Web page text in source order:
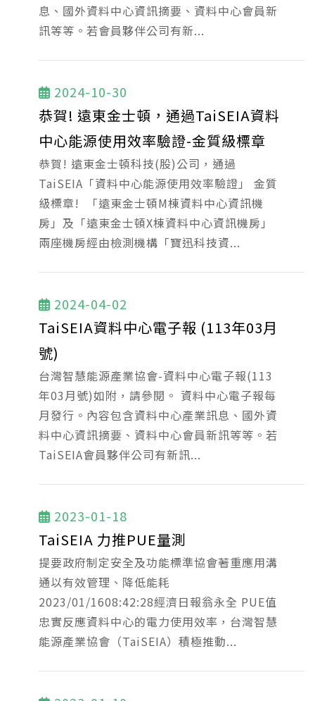
息、國外資料中心資訊摘要、資料中心會員新
訊等等。若會員夥伴公司有新...
2024-10-30
恭賀! 遠東金士頓，通過TaiSEIA資料
中心能源使用效率驗證-金質級標章
恭賀! 遠東金士頓科技(股)公司，通過
TaiSEIA「資料中心能源使用效率驗證」 金質
級標章! 「遠東金士頓M棟資料中心資訊機
房」及「遠東金士頓X棟資料中心資訊機房」
兩座機房經由檢測機構「寶迅科技資...
2024-04-02
TaiSEIA資料中心電子報 (113年03月
號)
台灣智慧能源產業協會-資料中心電子報(113
年03月號)如附，請參閱。 資料中心電子報每
月發行。內容包含資料中心產業訊息、國外資
料中心資訊摘要、資料中心會員新訊等等。若
TaiSEIA會員夥伴公司有新訊...
2023-01-18
TaiSEIA 力推PUE量測
提要政府制定安全及功能標準協會著重應用溝
通以有效管理、降低能耗
2023/01/1608:42:28經濟日報翁永全 PUE值
忠實反應資料中心的電力使用效率，台灣智慧
能源產業協會（TaiSEIA）積極推動...